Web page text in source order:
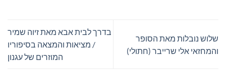
שלוש נובלות מאת הסופר
והמחזאי אלי שרייבר (חתולי)
בדרך לבית אבא מאת זיוה שמיר
/ מציאות והמצאה בסיפוריו
המוזרים של עגנון